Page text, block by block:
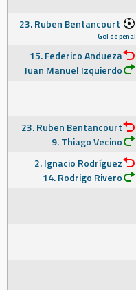
23. Ruben Bentancourt
Gol de penal
15. Federico Andueza
Juan Manuel Izquierdo
23. Ruben Bentancourt
9. Thiago Vecino
2. Ignacio Rodríguez
14. Rodrigo Rivero